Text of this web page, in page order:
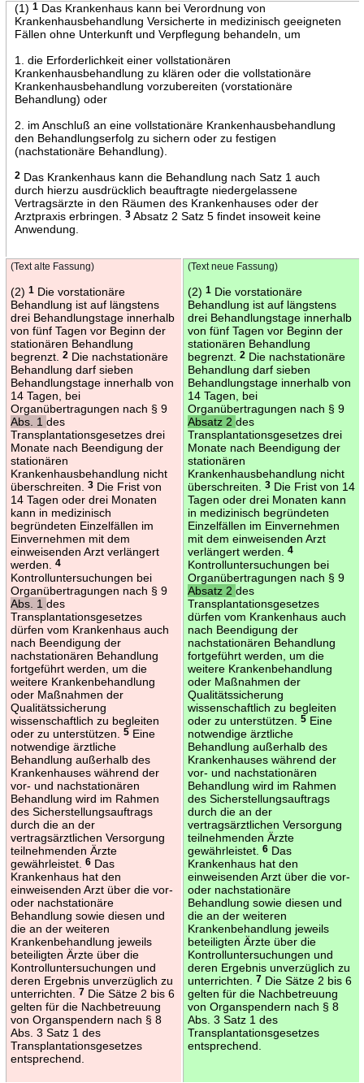
(1) 1Das Krankenhaus kann bei Verordnung von
Krankenhausbehandlung Versicherte in medizinisch geeigneten
Fällen ohne Unterkunft und Verpflegung behandeln, um
1. die Erforderlichkeit einer vollstationären
Krankenhausbehandlung zu klären oder die vollstationäre
Krankenhausbehandlung vorzubereiten (vorstationäre
Behandlung) oder
2. im Anschluß an eine vollstationäre Krankenhausbehandlung
den Behandlungserfolg zu sichern oder zu festigen
(nachstationäre Behandlung).
2Das Krankenhaus kann die Behandlung nach Satz 1 auch
durch hierzu ausdrücklich beauftragte niedergelassene
Vertragsärzte in den Räumen des Krankenhauses oder der
Arztpraxis erbringen.
3Absatz 2 Satz 5 findet insoweit keine
Anwendung.
(Text alte Fassung)
(2) 1Die vorstationäre
Behandlung ist auf längstens
drei Behandlungstage innerhalb
von fünf Tagen vor Beginn der
stationären Behandlung
begrenzt.
2Die nachstationäre
Behandlung darf sieben
Behandlungstage innerhalb von
14 Tagen, bei
Organübertragungen nach § 9
Abs. 1 des
Transplantationsgesetzes drei
Monate nach Beendigung der
stationären
Krankenhausbehandlung nicht
überschreiten.
3Die Frist von
14 Tagen oder drei Monaten
kann in medizinisch
begründeten Einzelfällen im
Einvernehmen mit dem
einweisenden Arzt verlängert
werden.
4
Kontrolluntersuchungen bei
Organübertragungen nach § 9
Abs. 1 des
Transplantationsgesetzes
dürfen vom Krankenhaus auch
nach Beendigung der
nachstationären Behandlung
fortgeführt werden, um die
weitere Krankenbehandlung
oder Maßnahmen der
Qualitätssicherung
wissenschaftlich zu begleiten
oder zu unterstützen.
5Eine
notwendige ärztliche
Behandlung außerhalb des
Krankenhauses während der
vor- und nachstationären
Behandlung wird im Rahmen
des Sicherstellungsauftrags
durch die an der
vertragsärztlichen Versorgung
teilnehmenden Ärzte
gewährleistet.
6Das
Krankenhaus hat den
einweisenden Arzt über die vor-
oder nachstationäre
Behandlung sowie diesen und
die an der weiteren
Krankenbehandlung jeweils
beteiligten Ärzte über die
Kontrolluntersuchungen und
deren Ergebnis unverzüglich zu
unterrichten.
7Die Sätze 2 bis 6
gelten für die Nachbetreuung
von Organspendern nach § 8
Abs. 3 Satz 1 des
Transplantationsgesetzes
entsprechend.
(Text neue Fassung)
(2) 1Die vorstationäre
Behandlung ist auf längstens
drei Behandlungstage innerhalb
von fünf Tagen vor Beginn der
stationären Behandlung
begrenzt.
2Die nachstationäre
Behandlung darf sieben
Behandlungstage innerhalb von
14 Tagen, bei
Organübertragungen nach § 9
Absatz 2 des
Transplantationsgesetzes drei
Monate nach Beendigung der
stationären
Krankenhausbehandlung nicht
überschreiten.
3Die Frist von 14
Tagen oder drei Monaten kann
in medizinisch begründeten
Einzelfällen im Einvernehmen
mit dem einweisenden Arzt
verlängert werden.
4
Kontrolluntersuchungen bei
Organübertragungen nach § 9
Absatz 2 des
Transplantationsgesetzes
dürfen vom Krankenhaus auch
nach Beendigung der
nachstationären Behandlung
fortgeführt werden, um die
weitere Krankenbehandlung
oder Maßnahmen der
Qualitätssicherung
wissenschaftlich zu begleiten
oder zu unterstützen.
5Eine
notwendige ärztliche
Behandlung außerhalb des
Krankenhauses während der
vor- und nachstationären
Behandlung wird im Rahmen
des Sicherstellungsauftrags
durch die an der
vertragsärztlichen Versorgung
teilnehmenden Ärzte
gewährleistet.
6Das
Krankenhaus hat den
einweisenden Arzt über die vor-
oder nachstationäre
Behandlung sowie diesen und
die an der weiteren
Krankenbehandlung jeweils
beteiligten Ärzte über die
Kontrolluntersuchungen und
deren Ergebnis unverzüglich zu
unterrichten.
7Die Sätze 2 bis 6
gelten für die Nachbetreuung
von Organspendern nach § 8
Abs. 3 Satz 1 des
Transplantationsgesetzes
entsprechend.